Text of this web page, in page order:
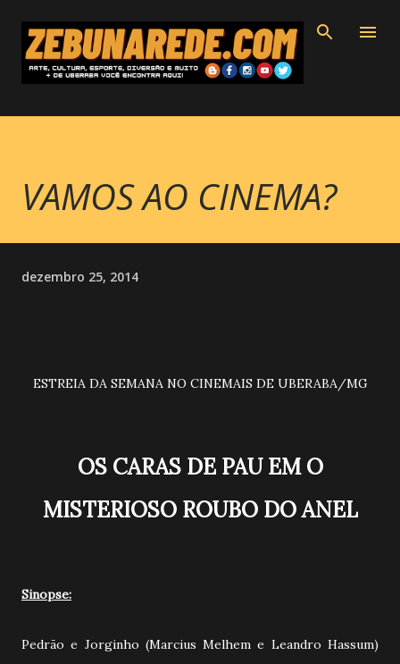
Pular para o conteúdo principal
VAMOS AO CINEMA?
dezembro 25, 2014
ESTREIA DA SEMANA NO CINEMAIS DE UBERABA/MG
OS CARAS DE PAU EM O
MISTERIOSO ROUBO DO ANEL
Sinopse:
Pedrão e Jorginho (Marcius Melhem e Leandro Hassum)